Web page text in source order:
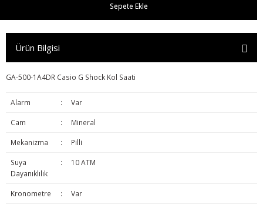
Sepete Ekle
Ürün Bilgisi
GA-500-1A4DR Casio G Shock Kol Saati
Alarm : Var
Cam : Mineral
Mekanizma : Pilli
Suya
Dayanıklılık
: 10 ATM
Kronometre : Var